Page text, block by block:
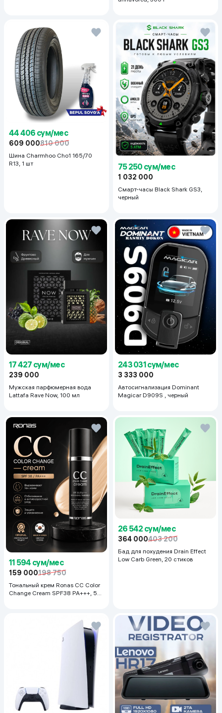
44 406 сум/мес
609 000810 000
Шина Charmhoo Cho1 165/70
R13, 1 шт
75 250 сум/мес
1 032 000
Смарт-часы Black Shark GS3,
черный
17 427 сум/мес
239 000
Мужская парфюмерная вода
Lattafa Rave Now, 100 мл
243 031 сум/мес
3 333 000
Автосигнализация Dominant
Magicar D909S , черный
11 594 сум/мес
159 000198 750
Тональный крем Ronas CC Color
Change Cream SPF38 PA+++, 50
26 542 сум/мес
364 000403 200
Бад для похудения Drain Effect
Low Carb Green, 20 стиков